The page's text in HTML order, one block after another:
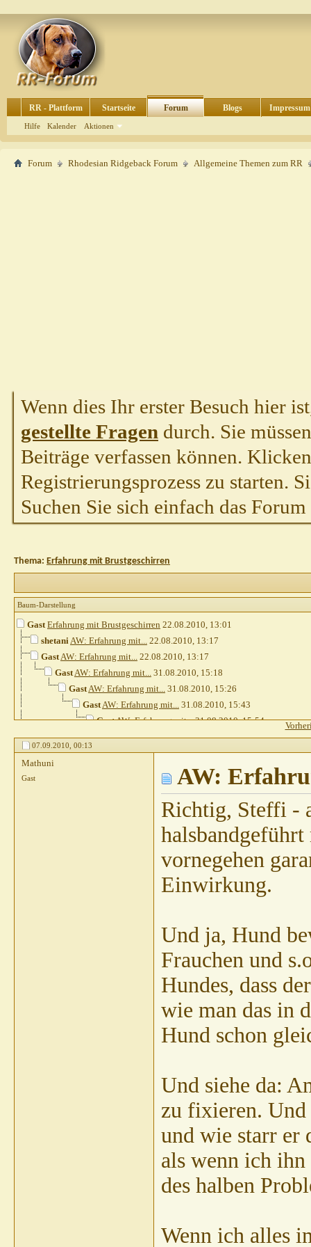
RR - Plattform Startseite Forum
Hilfe Kalender Aktionen
Blogs Impressum
Forum Rhodesian Ridgeback Forum Allgemeine Themen zum RR
Wenn dies Ihr erster Besuch hier
gestellte Fragen durch. Sie
Beiträge verfassen können.
Registrierungsprozess zu starten.
Suchen Sie sich einfach das
Thema: Erfahrung mit Brustgeschirren
Baum-Darstellung
Gast Erfahrung mit Brustgeschirren 22.08.2010, 13:01
shetaniAW: Erfahrung mit... 22.08.2010, 13:17
GastAW: Erfahrung mit... 22.08.2010, 13:17
GastAW: Erfahrung mit... 31.08.2010, 15:18
GastAW: Erfahrung mit... 31.08.2010, 15:26
GastAW: Erfahrung mit... 31.08.2010, 15:43
GastAW: Erfahrung mit...31.08.2010,15:54
GastAW: Erfahrung mit...03.09.2010,10:43
Divus07AW: Erfahrung mit...03.09.2010,11:15
AW: Erfahrung mit...03.09.2010,
Sibilla TeichertAW: Erfahrung mit...
GastAW: Erfahrung mit... 03.09.2010,
GastAW: Erfahrung mit...03.09.2010,
Nanni01AW: Erfahrung mit...
Sibilla Teichert
Nanni01AW: Erfahrung
Sibilla Teichert
AW:
Gast
AW:
Gast
dhakiya
galathee
07.09.2010, 00:13
Mathuni
Gast AW:
Richtig, Steffi -
vornegehen
Einwirkung.
Und ja, Hund
Frauchen und
Hundes, dass
wie man das in
Hund schon
Und siehe da:
zu fixieren. Und
und wie starr er
als wenn ich
des halben
Wenn ich alles